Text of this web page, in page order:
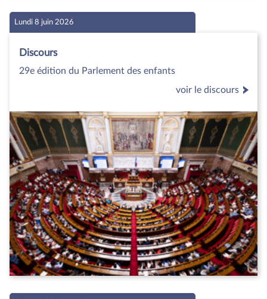
Lundi 8 juin 2026
Discours
29e édition du Parlement des enfants
voir le discours